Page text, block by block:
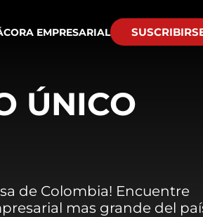
EMPRESARIAL
ÚNICO
de Colombia! Encuentre
mas grande del